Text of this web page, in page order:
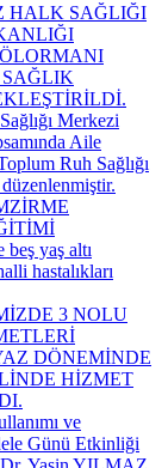
HALK SAĞLIĞI
Merkezi
Aile
Ruh Sağlığı
yaş altı
hastalıkları
3 NOLU
DÖNEMİNDE
HİZMET
ve
Günü Etkinliği